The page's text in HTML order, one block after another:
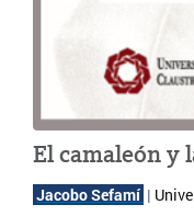
El camaleón y
Jacobo Sefamí |